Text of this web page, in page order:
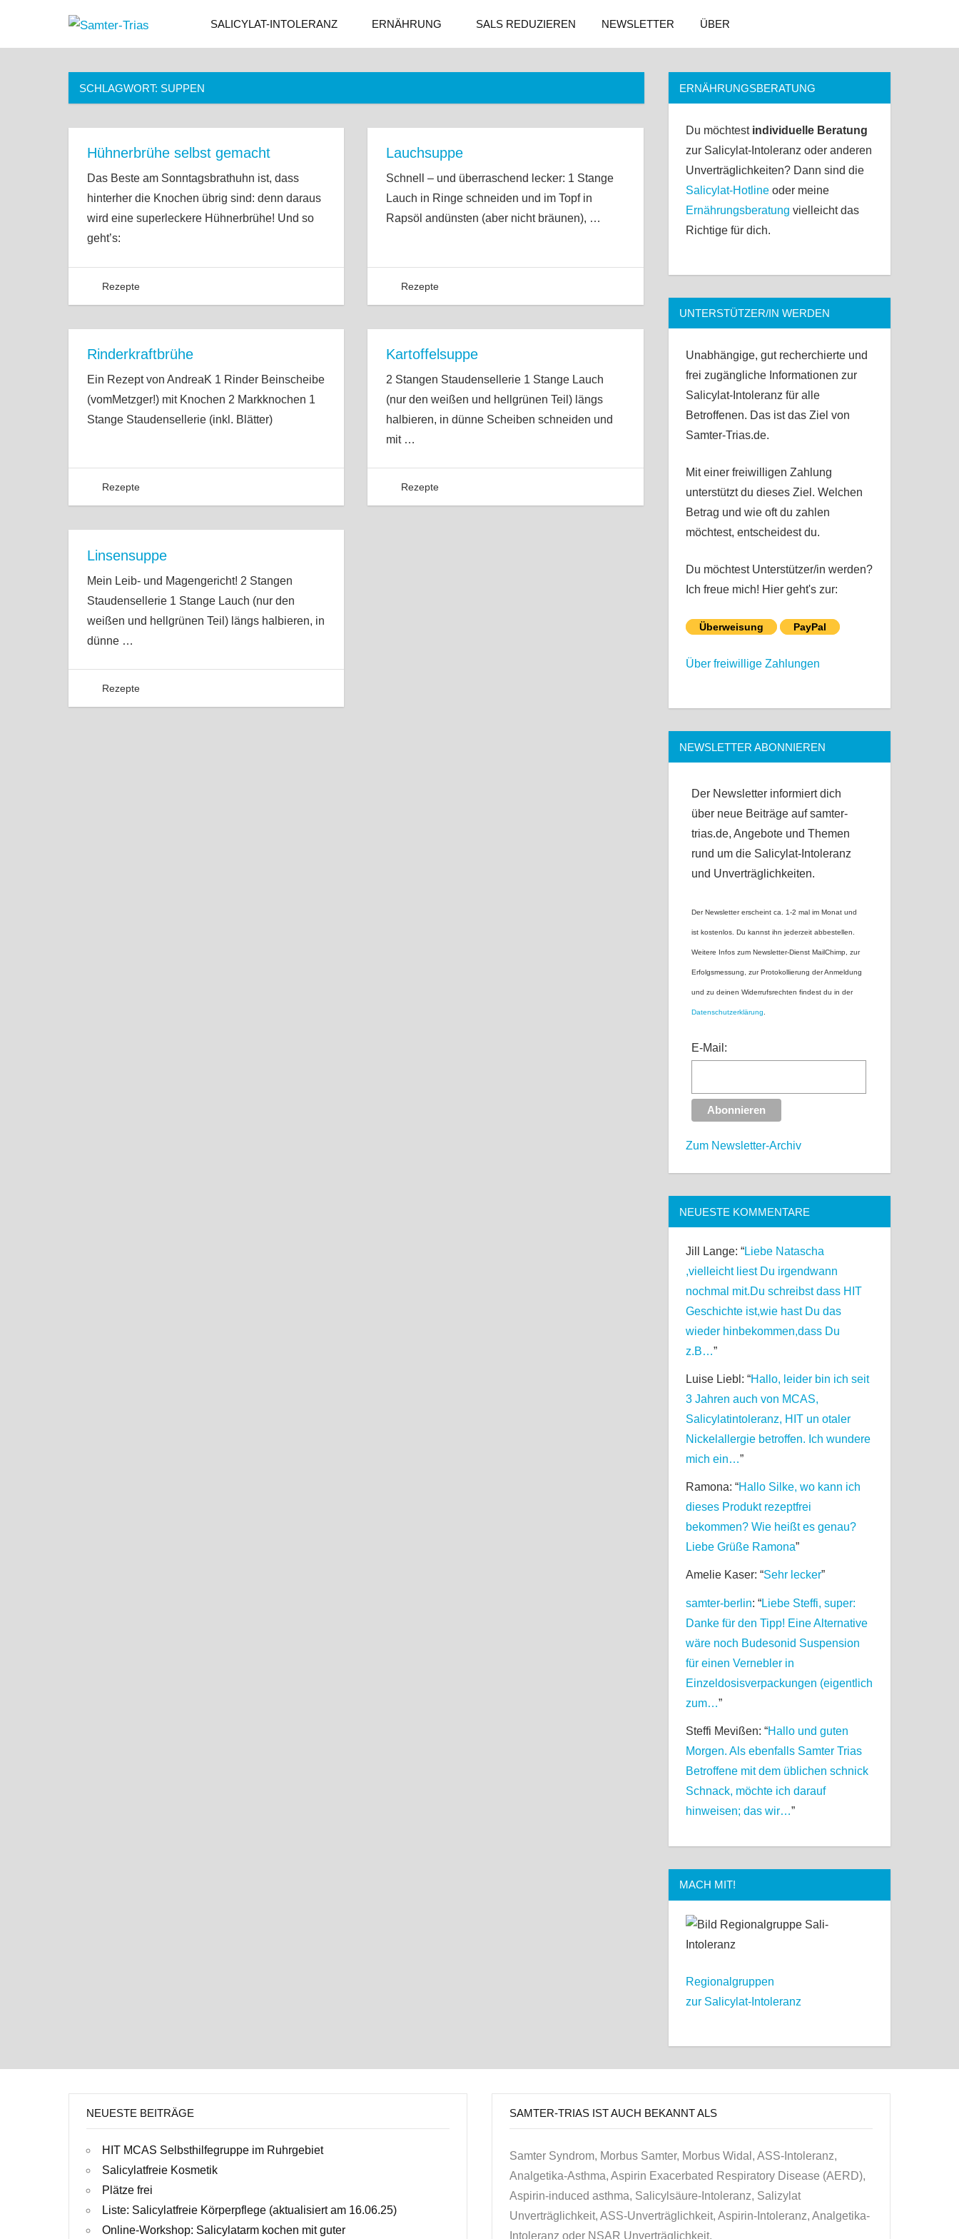
springen
Samter-
Trias
Asthma,
Polypen
und
SALICYLAT-INTOLERANZ ERNÄHRUNG SALS REDUZIEREN NEWSLETTER ÜBER
SCHLAGWORT: SUPPEN
Hühnerbrühe selbst gemacht
Das Beste am Sonntagsbrathuhn ist, dass
hinterher die Knochen übrig sind: denn daraus
wird eine superleckere Hühnerbrühe! Und so
geht’s:
Rezepte
Lauchsuppe
Schnell – und überraschend lecker: 1 Stange
Lauch in Ringe schneiden und im Topf in
Rapsöl andünsten (aber nicht bräunen), …
Rezepte
Rinderkraftbrühe
Ein Rezept von AndreaK 1 Rinder Beinscheibe
(vomMetzger!) mit Knochen 2 Markknochen 1
Stange Staudensellerie (inkl. Blätter)
Rezepte
Kartoffelsuppe
2 Stangen Staudensellerie 1 Stange Lauch
(nur den weißen und hellgrünen Teil) längs
halbieren, in dünne Scheiben schneiden und
mit …
Rezepte
Linsensuppe
Mein Leib- und Magengericht! 2 Stangen
Staudensellerie 1 Stange Lauch (nur den
weißen und hellgrünen Teil) längs halbieren, in
dünne …
Rezepte
ERNÄHRUNGSBERATUNG
Du möchtest individuelle Beratung
zur Salicylat-Intoleranz oder anderen
Unverträglichkeiten? Dann sind die
Salicylat-Hotlineoder meine
Ernährungsberatung vielleicht das
Richtige für dich.
UNTERSTÜTZER/IN WERDEN
Unabhängige, gut recherchierte und
frei zugängliche Informationen zur
Salicylat-Intoleranz für alle
Betroffenen. Das ist das Ziel von
Samter-Trias.de.
Mit einer freiwilligen Zahlung
unterstützt du dieses Ziel. Welchen
Betrag und wie oft du zahlen
möchtest, entscheidest du.
Du möchtest Unterstützer/in werden?
Ich freue mich! Hier geht's zur:
Überweisung PayPal
Über freiwillige Zahlungen
NEWSLETTER ABONNIEREN
Der Newsletter informiert dich
über neue Beiträge auf samter-
trias.de, Angebote und Themen
rund um die Salicylat-Intoleranz
und Unverträglichkeiten.
Der Newsletter erscheint ca. 1-2 mal im Monat und
ist kostenlos. Du kannst ihn jederzeit abbestellen.
Weitere Infos zum Newsletter-Dienst MailChimp, zur
Erfolgsmessung, zur Protokollierung der Anmeldung
und zu deinen Widerrufsrechten findest du in der
Datenschutzerklärung
E-Mail:
Zum Newsletter-Archiv
NEUESTE KOMMENTARE
Jill Lange: “Liebe Natascha
,vielleicht liest Du irgendwann
nochmal mit.Du schreibst dass HIT
Geschichte ist,wie hast Du das
wieder hinbekommen,dass Du
z.B…”
Luise Liebl : “Hallo, leider bin ich seit
3 Jahren auch von MCAS,
Salicylatintoleranz, HIT un otaler
Nickelallergie betroffen. Ich wundere
mich ein…”
Ramona: “Hallo Silke, wo kann ich
dieses Produkt rezeptfrei
bekommen? Wie heißt es genau?
Liebe Grüße Ramona”
Amelie Kaser: “Sehr lecker”
samter-berlin: “Liebe Steffi, super:
Danke für den Tipp! Eine Alternative
wäre noch Budesonid Suspension
für einen Vernebler in
Einzeldosisverpackungen (eigentlich
zum…”
Steffi Mevißen: “Hallo und guten
Morgen. Als ebenfalls Samter Trias
Betroffene mit dem üblichen schnick
Schnack, möchte ich darauf
hinweisen; das wir…”
MACH MIT!
Regionalgruppen
zur Salicylat-Intoleranz
NEUESTE BEITRÄGE
HIT MCAS Selbsthilfegruppe im Ruhrgebiet
Salicylatfreie Kosmetik
Plätze frei
Liste: Salicylatfreie Körperpflege (aktualisiert am 16.06.25)
Online-Workshop: Salicylatarm kochen mit guter
SAMTER-TRIAS IST AUCH BEKANNT ALS
Samter Syndrom, Morbus Samter, Morbus Widal, ASS-Intoleranz,
Analgetika-Asthma, Aspirin Exacerbated Respiratory Disease (AERD),
Aspirin-induced asthma, Salicylsäure-Intoleranz, Salizylat
Unverträglichkeit, ASS-Unverträglichkeit, Aspirin-Intoleranz, Analgetika-
Intoleranz oder NSAR Unverträglichkeit.